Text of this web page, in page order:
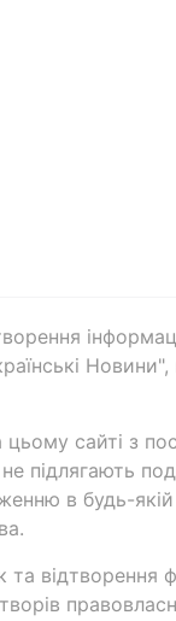
цьому сайті з
не підлягають
в будь-
відтворення